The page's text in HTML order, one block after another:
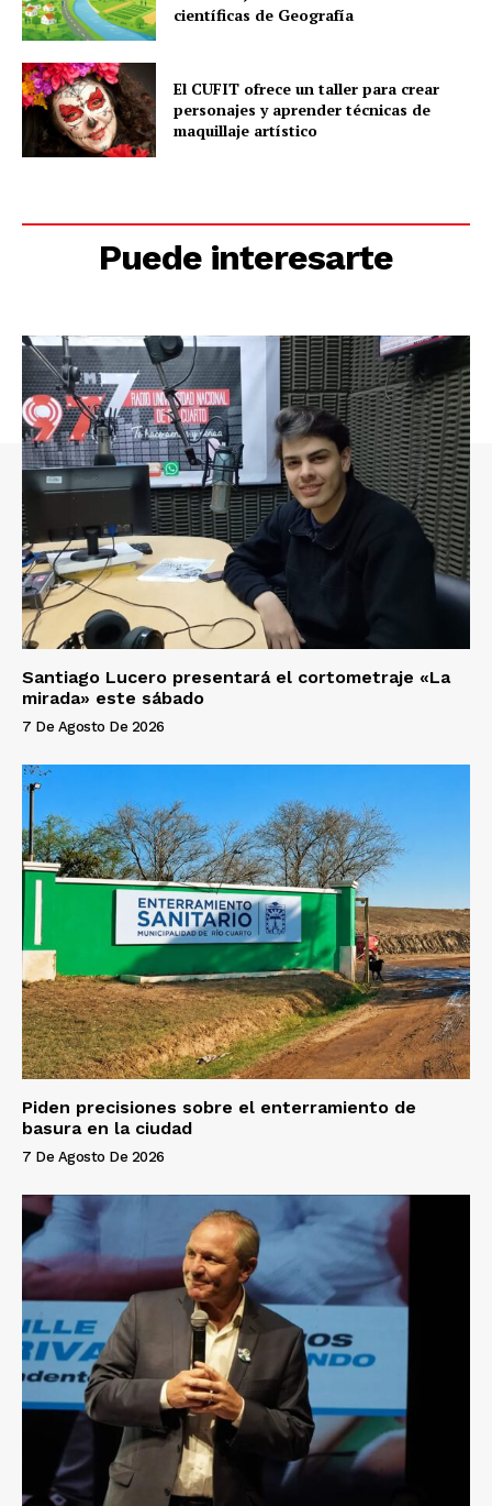
científicas de Geografía
El CUFIT ofrece un taller para crear
personajes y aprender técnicas de
maquillaje artístico
Puede interesarte
Santiago Lucero presentará el cortometraje «La
mirada» este sábado
7 De Agosto De 2026
Piden precisiones sobre el enterramiento de
basura en la ciudad
7 De Agosto De 2026